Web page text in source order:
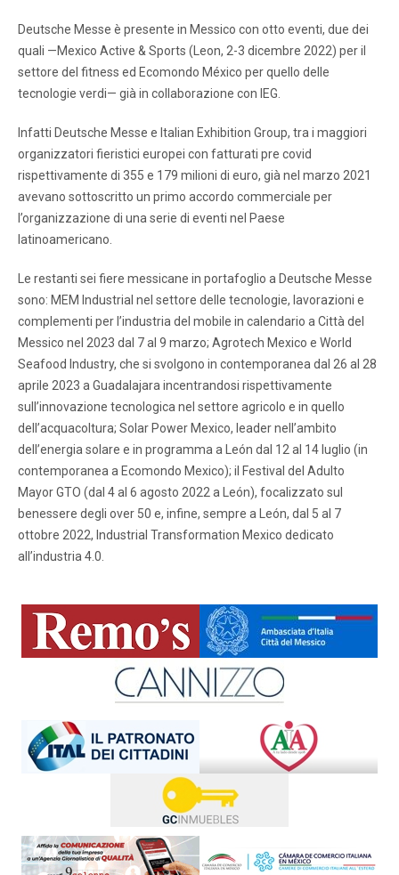
Deutsche Messe è presente in Messico con otto eventi, due dei
quali —Mexico Active & Sports (Leon, 2-3 dicembre 2022) per il
settore del fitness ed Ecomondo México per quello delle
tecnologie verdi— già in collaborazione con IEG.
Infatti Deutsche Messe e Italian Exhibition Group, tra i maggiori
organizzatori fieristici europei con fatturati pre covid
rispettivamente di 355 e 179 milioni di euro, già nel marzo 2021
avevano sottoscritto un primo accordo commerciale per
l’organizzazione di una serie di eventi nel Paese
latinoamericano.
Le restanti sei fiere messicane in portafoglio a Deutsche Messe
sono: MEM Industrial nel settore delle tecnologie, lavorazioni e
complementi per l’industria del mobile in calendario a Città del
Messico nel 2023 dal 7 al 9 marzo; Agrotech Mexico e World
Seafood Industry, che si svolgono in contemporanea dal 26 al 28
aprile 2023 a Guadalajara incentrandosi rispettivamente
sull’innovazione tecnologica nel settore agricolo e in quello
dell’acquacoltura; Solar Power Mexico, leader nell’ambito
dell’energia solare e in programma a León dal 12 al 14 luglio (in
contemporanea a Ecomondo Mexico); il Festival del Adulto
Mayor GTO (dal 4 al 6 agosto 2022 a León), focalizzato sul
benessere degli over 50 e, infine, sempre a León, dal 5 al 7
ottobre 2022, Industrial Transformation Mexico dedicato
all’industria 4.0.